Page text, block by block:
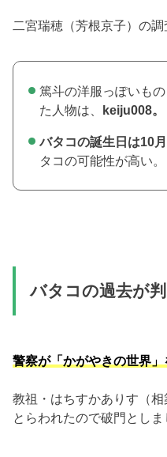
二宮瑞穂（芳根京子）の
篤斗の洋服っぽいも
た人物は、 keiju008。
バタコの誕生日は10月
タコの可能性が高い。
バタコの過去が
警察が「かがやきの世界」
教祖・はちすかありす（
とらわれたので破門としま